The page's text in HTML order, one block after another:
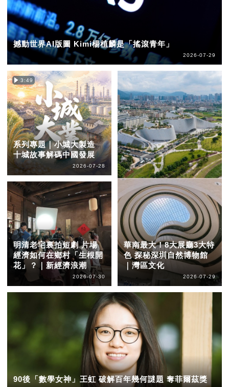
撼動世界AI版圖 Kimi楊植麟是「搖滾青年」
2026-07-29
3:49
系列專題｜小城大製造
十城故事解碼中國發展
2026-07-28
明清老宅裏拍短劇 片場
經濟如何在鄉村「生根開
花」？｜新經濟浪潮
2026-07-30
華南最大！8大展廳3大特
色 探秘深圳自然博物館
｜灣區文化
2026-07-29
90後「數學女神」王虹 破解百年幾何謎題 奪菲爾茲獎